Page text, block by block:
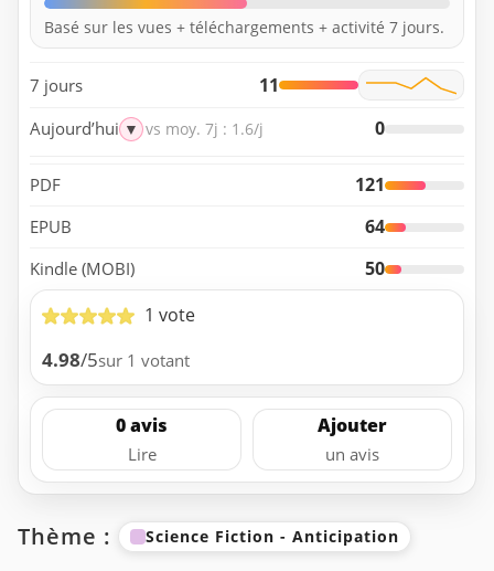
Basé sur les vues + téléchargements + activité 7 jours.
7 jours 11
Aujourd’hui ▼ vs moy. 7j : 1.6/j 0
PDF 121
EPUB 64
Kindle (MOBI)
50
1 vote
4.98/5sur 1 votant
0 avis
Lire
Ajouter
un avis
Thème : Science Fiction - Anticipation